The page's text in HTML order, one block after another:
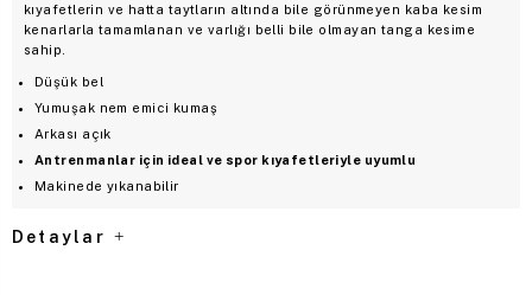
kıyafetlerin ve hatta taytların altında bile görünmeyen kaba kesim
kenarlarla tamamlanan ve varlığı belli bile olmayan tanga kesime
sahip.
Düşük bel
Yumuşak nem emici kumaş
Arkası açık
Antrenmanlar için ideal ve spor kıyafetleriyle uyumlu
Makinede yıkanabilir
Detaylar